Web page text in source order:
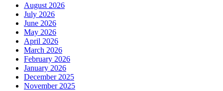
August 2026
July 2026
June 2026
May 2026
April 2026
March 2026
February 2026
January 2026
December 2025
November 2025